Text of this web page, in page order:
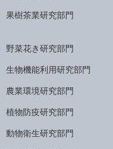
果樹茶業研究部門
野菜花き研究部門
生物機能利用研究部門
農業環境研究部門
植物防疫研究部門
動物衛生研究部門